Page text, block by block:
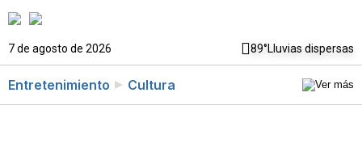
7 de agosto de 2026 89°Lluvias dispersas
Entretenimiento Cultura